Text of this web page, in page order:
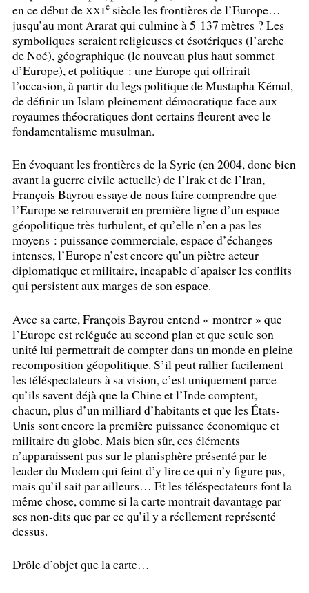
en ce début de XXIesiècle les frontières de l’Europe…
jusqu’au mont Ararat qui culmine à 5 137 mètres ? Les
symboliques seraient religieuses et ésotériques (l’arche
de Noé), géographique (le nouveau plus haut sommet
d’Europe), et politique : une Europe qui offrirait
l’occasion, à partir du legs politique de Mustapha Kémal,
de définir un Islam pleinement démocratique face aux
royaumes théocratiques dont certains fleurent avec le
fondamentalisme musulman.
En évoquant les frontières de la Syrie (en 2004, donc bien
avant la guerre civile actuelle) de l’Irak et de l’Iran,
François Bayrou essaye de nous faire comprendre que
l’Europe se retrouverait en première ligne d’un espace
géopolitique très turbulent, et qu’elle n’en a pas les
moyens : puissance commerciale, espace d’échanges
intenses, l’Europe n’est encore qu’un piètre acteur
diplomatique et militaire, incapable d’apaiser les conflits
qui persistent aux marges de son espace.
Avec sa carte, François Bayrou entend « montrer » que
l’Europe est reléguée au second plan et que seule son
unité lui permettrait de compter dans un monde en pleine
recomposition géopolitique. S’il peut rallier facilement
les téléspectateurs à sa vision, c’est uniquement parce
qu’ils savent déjà que la Chine et l’Inde comptent,
chacun, plus d’un milliard d’habitants et que les États-
Unis sont encore la première puissance économique et
militaire du globe. Mais bien sûr, ces éléments
n’apparaissent pas sur le planisphère présenté par le
leader du Modem qui feint d’y lire ce qui n’y figure pas,
mais qu’il sait par ailleurs… Et les téléspectateurs font la
même chose, comme si la carte montrait davantage par
ses non-dits que par ce qu’il y a réellement représenté
dessus.
Drôle d’objet que la carte…